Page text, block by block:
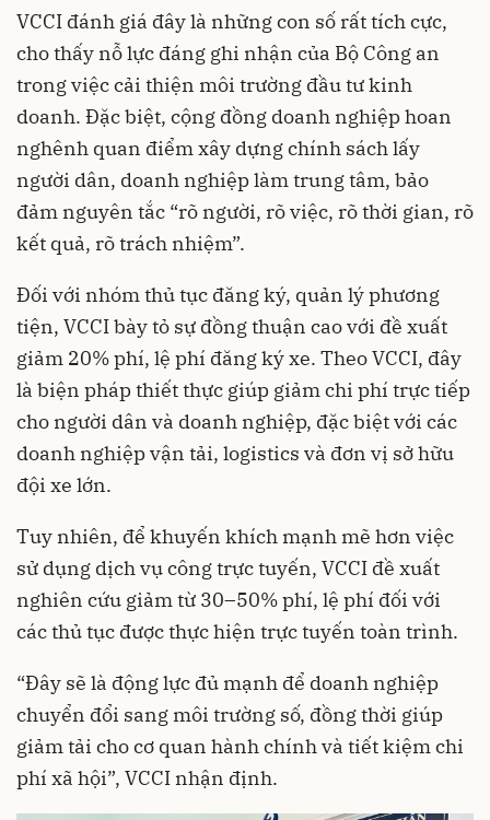
VCCI đánh giá đây là những con số rất tích cực,
cho thấy nỗ lực đáng ghi nhận của Bộ Công an
trong việc cải thiện môi trường đầu tư kinh
doanh. Đặc biệt, cộng đồng doanh nghiệp hoan
nghênh quan điểm xây dựng chính sách lấy
người dân, doanh nghiệp làm trung tâm, bảo
đảm nguyên tắc “rõ người, rõ việc, rõ thời gian, rõ
kết quả, rõ trách nhiệm”.
Đối với nhóm thủ tục đăng ký, quản lý phương
tiện, VCCI bày tỏ sự đồng thuận cao với đề xuất
giảm 20% phí, lệ phí đăng ký xe. Theo VCCI, đây
là biện pháp thiết thực giúp giảm chi phí trực tiếp
cho người dân và doanh nghiệp, đặc biệt với các
doanh nghiệp vận tải, logistics và đơn vị sở hữu
đội xe lớn.
Tuy nhiên, để khuyến khích mạnh mẽ hơn việc
sử dụng dịch vụ công trực tuyến, VCCI đề xuất
nghiên cứu giảm từ 30–50% phí, lệ phí đối với
các thủ tục được thực hiện trực tuyến toàn trình.
“Đây sẽ là động lực đủ mạnh để doanh nghiệp
chuyển đổi sang môi trường số, đồng thời giúp
giảm tải cho cơ quan hành chính và tiết kiệm chi
phí xã hội”, VCCI nhận định.